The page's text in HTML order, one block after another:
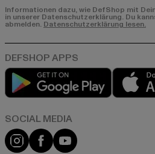
Informationen dazu, wie DefShop mit
in unserer Datenschutzerklärung. Du
abmelden. Datenschutzerklärung lesen.
Play
Instagram
FacebookYouTube